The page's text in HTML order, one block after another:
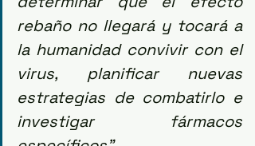
rebaño no llegará y tocará a
la humanidad convivir con el
virus, planificar nuevas
estrategias de combatirlo e
investigar fármacos